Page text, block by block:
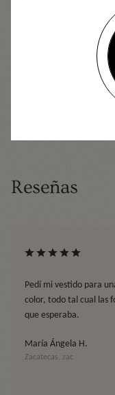
— Las tallas
diseño, tipo de tela o corte
comprar. Contactar a
Reseñas
Pedí mi vestido para
color, todo tal cual las
que esperaba.
María Ángela H.
Zacatecas, zac